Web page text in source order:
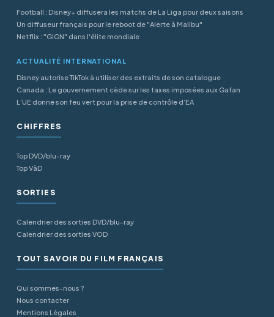
Football : Disney+ diffusera les matchs de La Liga pour deux saisons
Un diffuseur français pour le reboot de "Alerte à Malibu"
Netflix : "GIGN" dans l'élite mondiale
ACTUALITÉ INTERNATIONAL
Disney autorise TikTok à utiliser des extraits de son catalogue
Canada : Le gouvernement cède sur les taxes imposées aux Gafan
L’UE donne son feu vert pour la prise de contrôle d’EA
CHIFFRES
Top DVD/blu-ray
Top VàD
SORTIES
Calendrier des sorties DVD/blu-ray
Calendrier des sorties VOD
TOUT SAVOIR DU FILM FRANÇAIS
Qui sommes-nous ?
Nous contacter
Mentions Légales